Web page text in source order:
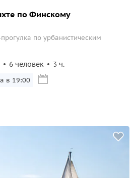
по Финскому
по урбанистическим
6 человек 3 ч.
в 19:00